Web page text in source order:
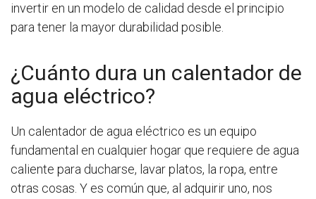
invertir en un modelo de calidad desde el principio
para tener la mayor durabilidad posible.
¿Cuánto dura un calentador de
agua eléctrico?
Un calentador de agua eléctrico es un equipo
fundamental en cualquier hogar que requiere de agua
caliente para ducharse, lavar platos, la ropa, entre
otras cosas. Y es común que, al adquirir uno, nos